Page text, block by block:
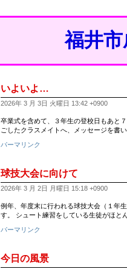
福井
いよいよ…
2026年 3 月 3日 火曜日 13:42 +0900
卒業式を含めて、３年生の登校日もあと
ごしたクラスメイトへ、メッセージを書
パーマリンク
球技大会に向けて
2026年 3 月 2日 月曜日 15:18 +0900
例年、年度末に行われる球技大会（１年
す。 シュート練習をしている生徒がほと
パーマリンク
今日の風景